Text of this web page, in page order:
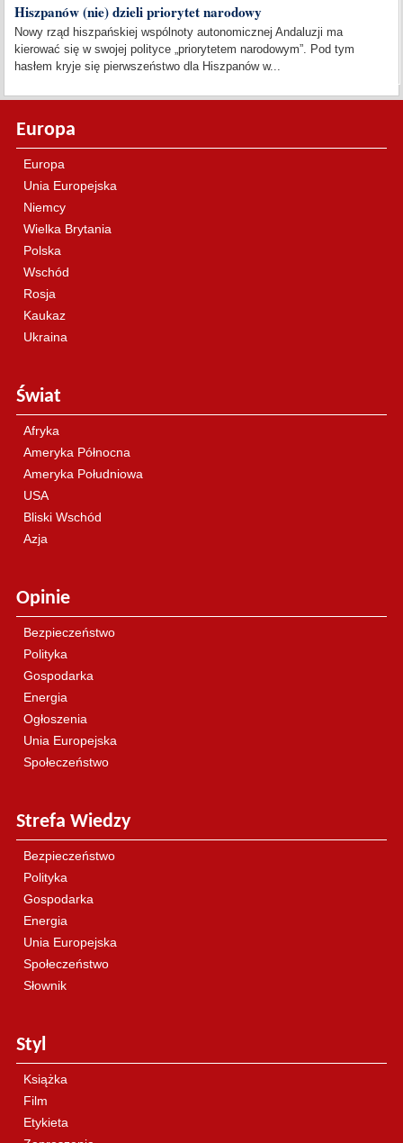
Hiszpanów (nie) dzieli priorytet narodowy
Nowy rząd hiszpańskiej wspólnoty autonomicznej Andaluzji ma
kierować się w swojej polityce „priorytetem narodowym”. Pod tym
hasłem kryje się pierwszeństwo dla Hiszpanów w...
Europa
Europa
Unia Europejska
Niemcy
Wielka Brytania
Polska
Wschód
Rosja
Kaukaz
Ukraina
Świat
Afryka
Ameryka Północna
Ameryka Południowa
USA
Bliski Wschód
Azja
Opinie
Bezpieczeństwo
Polityka
Gospodarka
Energia
Ogłoszenia
Unia Europejska
Społeczeństwo
Strefa Wiedzy
Bezpieczeństwo
Polityka
Gospodarka
Energia
Unia Europejska
Społeczeństwo
Słownik
Styl
Książka
Film
Etykieta